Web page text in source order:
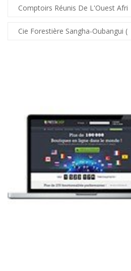
Comptoirs Réunis De L'Ouest Afri
Cie Forestière Sangha-Oubangui (